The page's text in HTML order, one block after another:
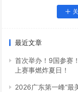
最近文章
首次举办！9国参赛
上赛事燃炸夏日！
2026广东第一峰“最